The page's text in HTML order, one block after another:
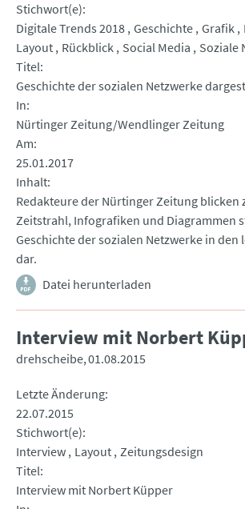
Stichwort(e)
Digitale Trends 2018 Geschichte Grafik
Layout Rückblick Social Media
Soziale
Titel
Geschichte der sozialen Netzwerke
In
Nürtinger Zeitung/Wendlinger Zeitung
Am
25.01.2017
Inhalt
Redakteure der Nürtinger Zeitung blicken
Zeitstrahl, Infografiken und Diagrammen
Geschichte der sozialen Netzwerke in den
dar.
Datei herunterladen
Interview mit Norbert
drehscheibe 01.08.2015
Letzte Änderung
22.07.2015
Stichwort(e)
Interview Layout Zeitungsdesign
Titel
Interview mit Norbert Küpper